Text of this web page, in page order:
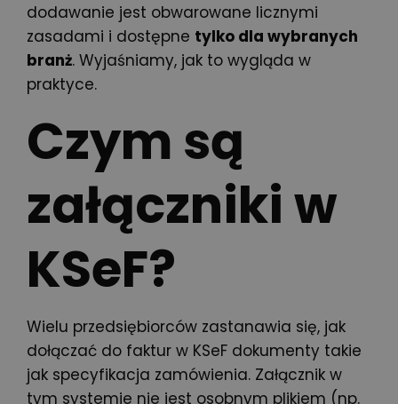
dodawanie jest obwarowane licznymi
zasadami i dostępne tylko dla wybranych
branż. Wyjaśniamy, jak to wygląda w
praktyce.
Czym są
załączniki w
KSeF?
Wielu przedsiębiorców zastanawia się, jak
dołączać do faktur w KSeF dokumenty takie
jak specyfikacja zamówienia. Załącznik w
tym systemie nie jest osobnym plikiem (np.